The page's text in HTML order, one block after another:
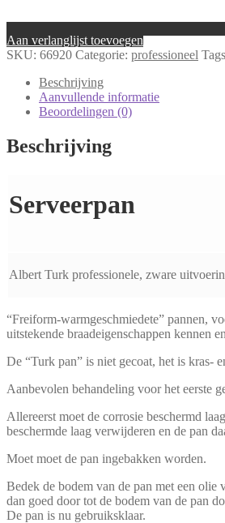
Aan verlanglijst toevoegen
SKU: 66920 Categorie: professioneel
Beschrijving
Aanvullende informatie
Beoordelingen (0)
Beschrijving
Serveerpan
Albert Turk professionele, zware
“Freiform-warmgeschmiedete” pannen,
uitstekende braadeigenschappen kennen
De “Turk pan” is niet gecoat, het is kras-
Aanbevolen behandeling voor het eerste
Allereerst moet de corrosie beschermd
beschermde laag verwijderen en de pan
Moet moet de pan ingebakken worden.
Bedek de bodem van de pan met een olie
dan goed door tot de bodem van de pan
De pan is nu gebruiksklaar.